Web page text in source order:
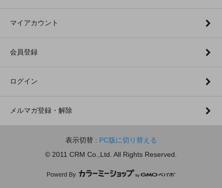
マイアカウント
会員登録
ログイン
メルマガ登録・解除
表示切替 : PC版に切り替える
© 2011 CRM Co.,Ltd. All Rights Reserved.
Powerd By